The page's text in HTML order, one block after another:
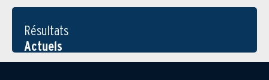
Résultats
Actuels